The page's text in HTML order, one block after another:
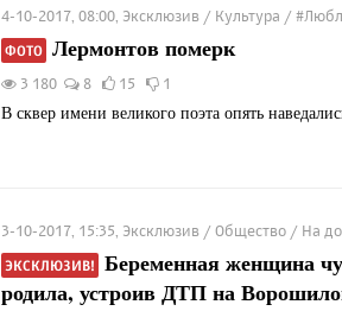
4-10-2017, 08:00, Эксклюзив / Культура /
ФОТО Лермонтов померк
3 180 8 15 1
В сквер имени великого поэта опять
3-10-2017, 15:35, Эксклюзив / Общество / На
ЭКСКЛЮЗИВ! Беременная женщина
родила, устроив ДТП на